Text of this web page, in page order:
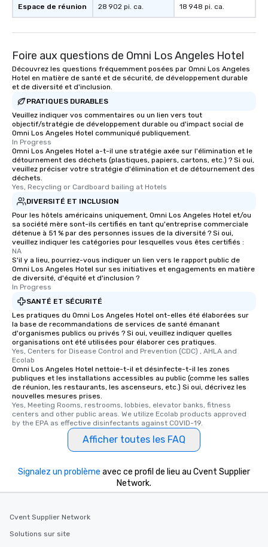
Espace de réunion 28 902 pi. ca. 18 948 pi. ca.
Foire aux questions de Omni Los Angeles Hotel
Découvrez les questions fréquemment posées par Omni Los Angeles
Hotel en matière de santé et de sécurité, de développement durable
et de diversité et d'inclusion.
PRATIQUES DURABLES
Veuillez indiquer vos commentaires ou un lien vers tout
objectif/stratégie de développement durable ou d'impact social de
Omni Los Angeles Hotel communiqué publiquement.
In Progress
Omni Los Angeles Hotel a-t-il une stratégie axée sur l'élimination et le
détournement des déchets (plastiques, papiers, cartons, etc.) ? Si oui,
veuillez préciser votre stratégie d'élimination et de détournement des
déchets.
Yes, Recycling or Cardboard bailing at Hotels
DIVERSITÉ ET INCLUSION
Pour les hôtels américains uniquement, Omni Los Angeles Hotel et/ou
sa société mère sont-ils certifiés en tant qu'entreprise commerciale
détenue à 51 % par des personnes issues de la diversité ? Si oui,
veuillez indiquer les catégories pour lesquelles vous êtes certifiés :
NA
S'il y a lieu, pourriez-vous indiquer un lien vers le rapport public de
Omni Los Angeles Hotel sur ses initiatives et engagements en matière
de diversité, d'équité et d'inclusion ?
In Progress
SANTÉ ET SÉCURITÉ
Les pratiques du Omni Los Angeles Hotel ont-elles été élaborées sur
la base de recommandations de services de santé émanant
d'organismes publics ou privés ? Si oui, veuillez indiquer quelles
organisations ont été utilisées pour élaborer ces pratiques.
Yes, Centers for Disease Control and Prevention (CDC) , AHLA and
Ecolab
Omni Los Angeles Hotel nettoie-t-il et désinfecte-t-il les zones
publiques et les installations accessibles au public (comme les salles
de réunion, les restaurants, les ascenseurs, etc.) Si oui, décrivez les
nouvelles mesures prises.
Yes, Meeting Rooms, restrooms, lobbies, elevator banks, fitness
centers and other public areas. We utilize Ecolab products approved
by the EPA as effective disinfectants against COVID-19.
Afficher toutes les FAQ
Signalez un problème avec ce profil de lieu au Cvent Supplier
Network.
Cvent Supplier Network
Solutions sur site